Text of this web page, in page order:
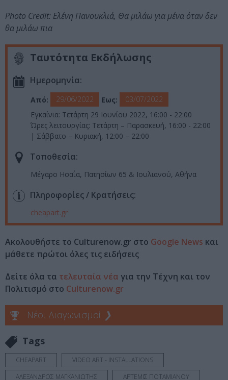
Photo Credit: Ελένη Πανουκλιά, Θα μιλάω για μένα όταν δεν
θα μιλάω πια
Ταυτότητα Εκδήλωσης
Ημερομηνία:
Από: 29/06/2022 Εως:
03/07/2022
Εγκαίνια: Τετάρτη 29 Ιουνίου 2022, 16:00 - 22:00
Ώρες λειτουργίας: Τετάρτη – Παρασκευή, 16:00 - 22:00
| Σάββατο – Κυριακή, 12:00 – 22:00
Τοποθεσία:
Μέγαρο Ησαΐα, Πατησίων 65 & Ιουλιανού, Αθήνα
Πληροφορίες / Κρατήσεις:
cheapart.gr
Ακολουθήστε το Culturenow.gr στο Google News και
μάθετε πρώτοι όλες τις ειδήσεις
Δείτε όλα τα τελευταία νέα για την Τέχνη και τον
Πολιτισμό στο Culturenow.gr
Νέοι Διαγωνισμοί ❯
Tags
CHEAPART
VIDEO ART - INSTALLATIONS
ΑΛΕΞΑΝΔΡΟΣ ΜΑΓΚΑΝΙΩΤΗΣ
ΑΡΤΕΜΙΣ ΠΟΤΑΜΙΑΝΟΥ